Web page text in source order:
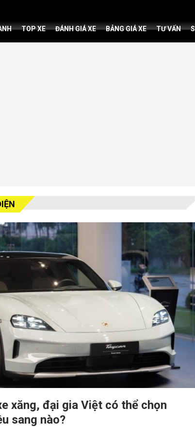
TOP XE ĐÁNH GIÁ XE BẢNG GIÁ XE TƯ VẤN
xăng, đại gia Việt có thể chọn
sang nào?